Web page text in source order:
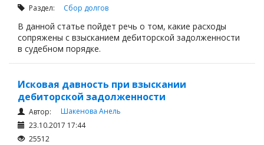
Раздел: Сбор долгов
В данной статье пойдет речь о том, какие расходы
сопряжены с взысканием дебиторской задолженности
в судебном порядке.
Исковая давность при взыскании
дебиторской задолженности
Автор:
Шакенова Анель
23.10.2017 17:44
25512